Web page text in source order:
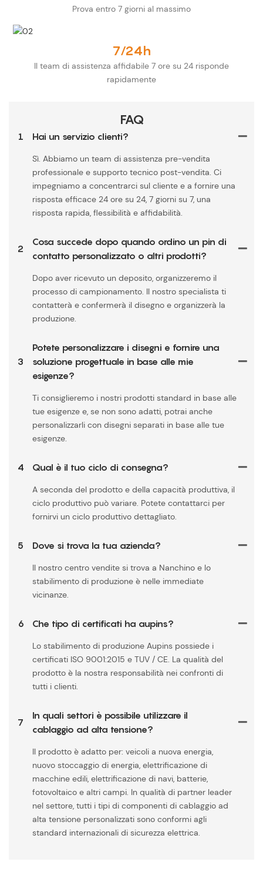
Prova entro 7 giorni al massimo
7/24h
Il team di assistenza affidabile 7 ore su 24 risponde
rapidamente
FAQ
1 Hai un servizio clienti?
Sì. Abbiamo un team di assistenza pre-vendita
professionale e supporto tecnico post-vendita. Ci
impegniamo a concentrarci sul cliente e a fornire una
risposta efficace 24 ore su 24, 7 giorni su 7, una
risposta rapida, flessibilità e affidabilità.
2
Cosa succede dopo quando ordino un pin di
contatto personalizzato o altri prodotti?
Dopo aver ricevuto un deposito, organizzeremo il
processo di campionamento. Il nostro specialista ti
contatterà e confermerà il disegno e organizzerà la
produzione.
3
Potete personalizzare i disegni e fornire una
soluzione progettuale in base alle mie
esigenze?
Ti consiglieremo i nostri prodotti standard in base alle
tue esigenze e, se non sono adatti, potrai anche
personalizzarli con disegni separati in base alle tue
esigenze.
4 Qual è il tuo ciclo di consegna?
A seconda del prodotto e della capacità produttiva, il
ciclo produttivo può variare. Potete contattarci per
fornirvi un ciclo produttivo dettagliato.
5 Dove si trova la tua azienda?
Il nostro centro vendite si trova a Nanchino e lo
stabilimento di produzione è nelle immediate
vicinanze.
6 Che tipo di certificati ha aupins?
Lo stabilimento di produzione Aupins possiede i
certificati ISO 9001:2015 e TUV / CE. La qualità del
prodotto è la nostra responsabilità nei confronti di
tutti i clienti.
7
In quali settori è possibile utilizzare il
cablaggio ad alta tensione?
Il prodotto è adatto per: veicoli a nuova energia,
nuovo stoccaggio di energia, elettrificazione di
macchine edili, elettrificazione di navi, batterie,
fotovoltaico e altri campi. In qualità di partner leader
nel settore, tutti i tipi di componenti di cablaggio ad
alta tensione personalizzati sono conformi agli
standard internazionali di sicurezza elettrica.